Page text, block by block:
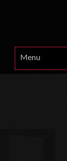
Menu